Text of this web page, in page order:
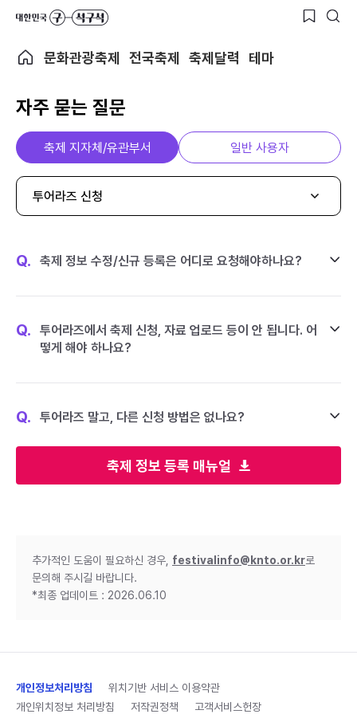
문화관광축제 전국축제 축제달력 테마
자주 묻는 질문
축제 정보 등록 매뉴얼
축제 지자체/유관부서 일반 사용자
투어라즈 신청
Q. 축제 정보 수정/신규 등록은 어디로 요청해야하나요?
Q.
투어라즈에서 축제 신청, 자료 업로드 등이 안 됩니다. 어
떻게 해야 하나요?
Q. 투어라즈 말고, 다른 신청 방법은 없나요?
추가적인 도움이 필요하신 경우, festivalinfo@knto.or.kr로
문의해 주시길 바랍니다.
*최종 업데이트 : 2026.06.10
개인정보처리방침
위치기반 서비스 이용약관
개인위치정보 처리방침
저작권정책 고객서비스헌장